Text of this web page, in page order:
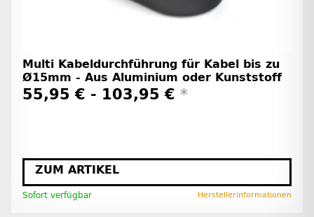
Multi Kabeldurchführung für Kabel bis zu
Ø15mm - Aus Aluminium oder Kunststoff
55,95 € - 103,95 € *
ZUM ARTIKEL
Sofort verfügbar Herstellerinformationen